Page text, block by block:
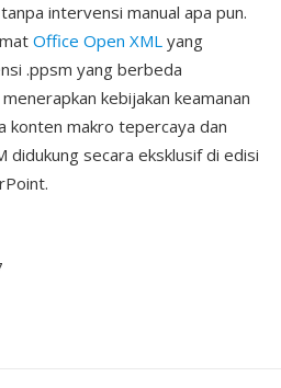
intervensi manual apa pun.
Office Open XML yang
.ppsm yang berbeda
kebijakan keamanan
konten makro tepercaya dan
didukung secara eksklusif di edisi